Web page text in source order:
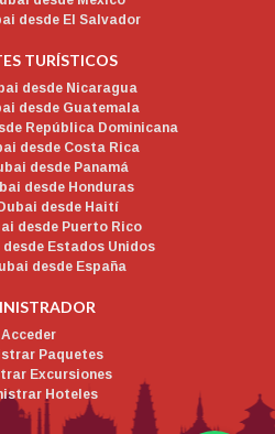
desde El Salvador
TURÍSTICOS
desde Nicaragua
desde Guatemala
República Dominicana
desde Costa Rica
desde Panamá
desde Honduras
desde Haití
desde Puerto Rico
Estados Unidos
desde España
Acceder
Paquetes
Excursiones
Hoteles